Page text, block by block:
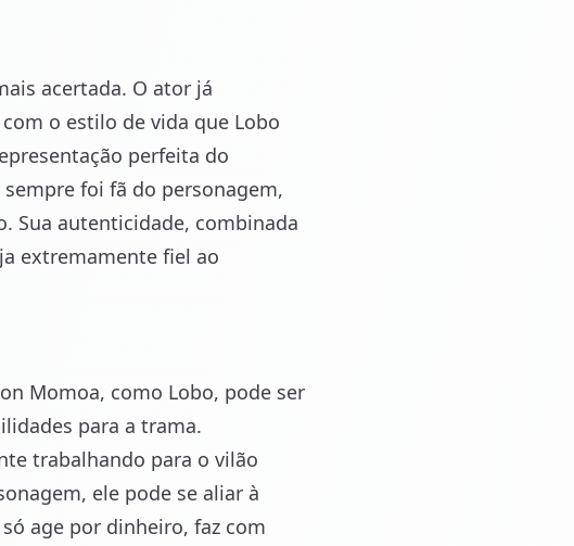
acertada. O ator já
o estilo de vida que Lobo
perfeita do
foi fã do personagem,
Sua autenticidade, combinada
extremamente fiel ao
Momoa, como Lobo, pode ser
para a trama.
trabalhando para o vilão
ele pode se aliar à
age por dinheiro, faz com